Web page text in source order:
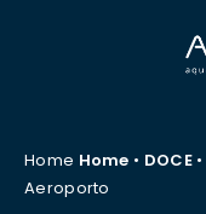
Home Home • DOCE•
Aeroporto